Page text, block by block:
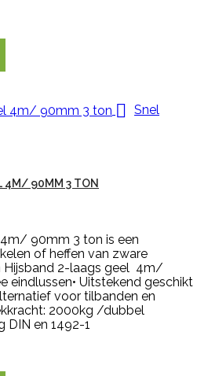
 Snel
4M/ 90MM 3 TON
90mm 3 ton is een
of heffen van zware
Hijsband 2-laags geel 4m/
eindlussen• Uitstekend geschikt
voor tilbanden en
2000kg /dubbel
DIN en 1492-1